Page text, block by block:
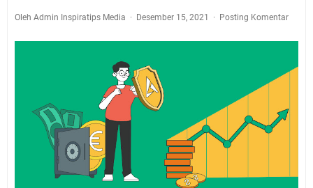
Oleh Admin Inspiratips Media Desember 15, 2021 Posting Komentar